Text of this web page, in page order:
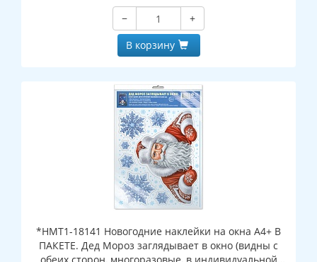
−
+
В корзину
*НМТ1-18141 Новогодние наклейки на окна А4+ В
ПАКЕТЕ. Дед Мороз заглядывает в окно (видны с